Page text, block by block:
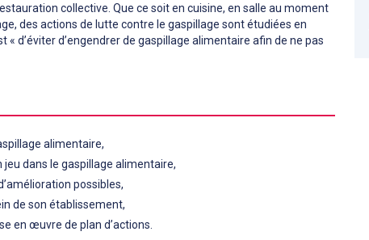
collective. Que ce soit en cuisine, en salle au moment
des actions de lutte contre le gaspillage sont étudiées en
« d’éviter d’engendrer de gaspillage alimentaire afin de ne pas
alimentaire,
dans le gaspillage alimentaire,
possibles,
de son établissement,
en œuvre de plan d’actions.